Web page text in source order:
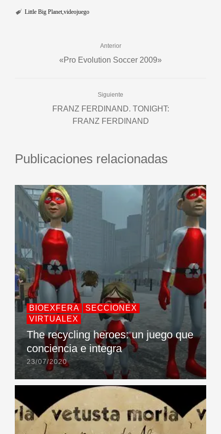
Little Big Planet videojuego
Anterior
«Pro Evolution Soccer 2009»
Siguiente
FRANZ FERDINAND. TONIGHT:
FRANZ FERDINAND
Publicaciones relacionadas
BIOEXFERA
SECCIONEX
VIRTUALEX
The recycling heroes: un juego que
conciencia e integra
23/07/2020